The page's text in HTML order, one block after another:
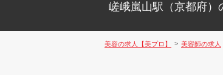
嵯峨嵐山駅（京都府）
美容の求人【美プロ】 美容師の求人